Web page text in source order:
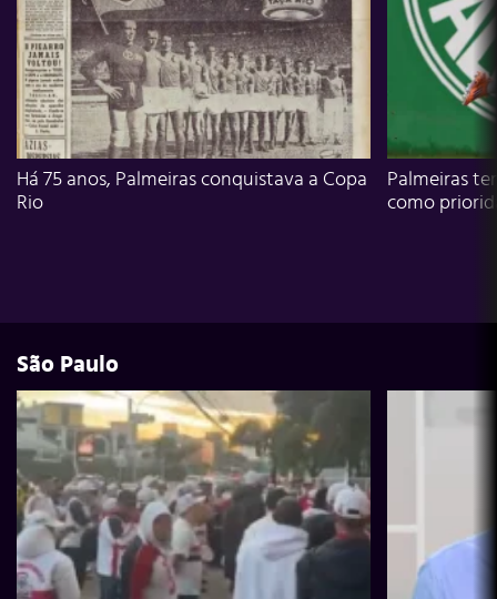
Há 75 anos, Palmeiras conquistava a Copa
Rio
Palmeiras
como
São Paulo